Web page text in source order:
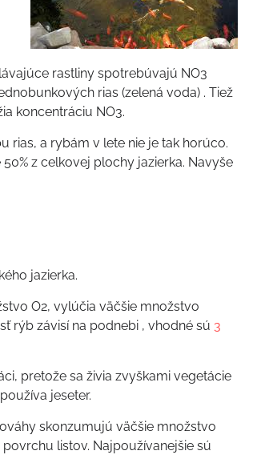
rastliny spotrebúvajú NO3
rias (zelená voda) . Tiež
koncentráciu NO3.
rias, a rybám v lete nie je tak horúco.
z celkovej plochy jazierka. Navyše
jazierka.
O2, vylúčia väčšie množstvo
rýb závisí na podnebi , vhodné sú 3
pretože sa živia zvyškami vegetácie
jeseter.
skonzumujú väčšie množstvo
listov. Najpoužívanejšie sú